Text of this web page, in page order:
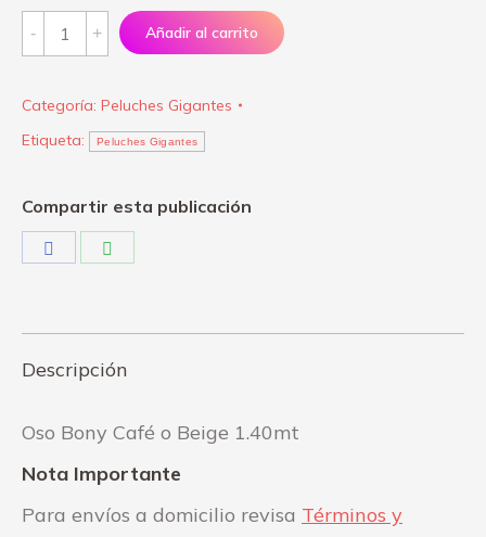
Bony
quantity
Añadir al carrito
Categoría: Peluches Gigantes
Etiqueta:
Peluches Gigantes
Compartir esta publicación
Descripción
Oso Bony Café o Beige 1.40mt
Nota Importante
Para envíos a domicilio revisa Términos y